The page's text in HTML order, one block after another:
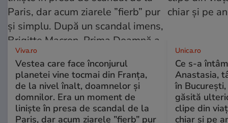
Viva.ro
Vestea care face înconjurul
planetei vine tocmai din Franța,
de la nivel înalt, doamnelor și
domnilor. Era un moment de
liniște în presa de scandal de la
Paris, dar acum ziarele ”fierb” pur
Unica.ro
Ce s-a
Anastasia,
în
găsită
clipe din
chiar și pe